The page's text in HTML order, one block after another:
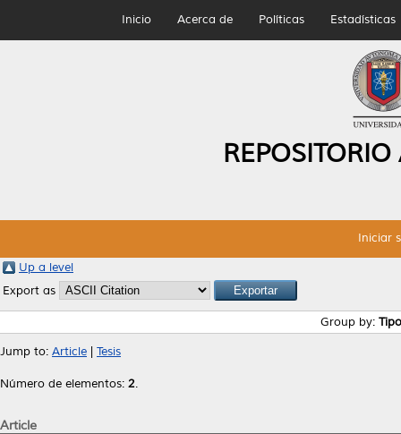
Inicio Acerca de Políticas Estadísticas
Iniciar
Up a level
Export as
Group by:
Jump to: Article Tesis
Número de elementos: 2.
Article